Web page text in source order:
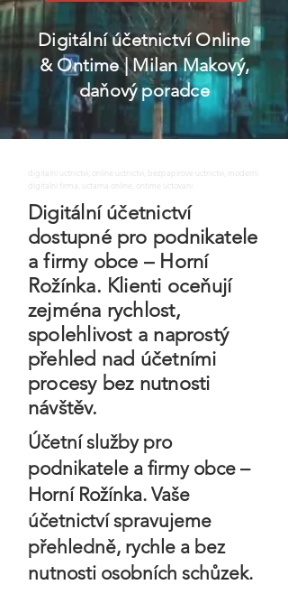
Digitální účetnictví Online
& Ontime| Milan Makový,
daňový poradce
digitalni uctnictvi, online uctnictvi, bezpapirove uctnictvi, moderni
digitalni firma, uctarna online, ontime uctovani
Digitální účetnictví
dostupné pro podnikatele
a firmy obce – Horní
Rožínka. Klienti oceňují
zejména rychlost,
spolehlivost a naprostý
přehled nad účetními
procesy bez nutnosti
návštěv.
Účetní služby pro
podnikatele a firmy obce –
Horní Rožínka. Vaše
účetnictví spravujeme
přehledně, rychle a bez
nutnosti osobních schůzek.